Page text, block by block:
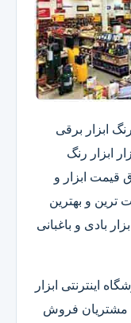
ابزار برقی
ابزار رنگ
قیمت ابزار و
ترین و بهترین
بادی و باغبانی
اینترنتی ابزار
مشتریان فروش